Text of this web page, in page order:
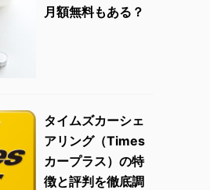
月額無料もある？
タイムズカーシェ
アリング（Times
カープラス）の特
徴と評判を徹底調